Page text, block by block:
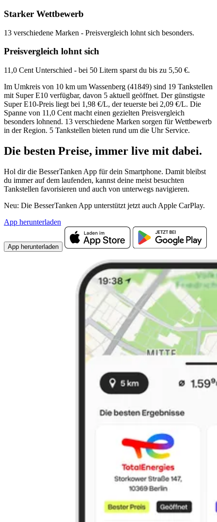
Starker Wettbewerb
13 verschiedene Marken - Preisvergleich lohnt sich besonders.
Preisvergleich lohnt sich
11,0 Cent Unterschied - bei 50 Litern sparst du bis zu 5,50 €.
Im Umkreis von 10 km um Wassenberg (41849) sind 19 Tankstellen
mit Super E10 verfügbar, davon 5 aktuell geöffnet. Der günstigste
Super E10-Preis liegt bei 1,98 €/L, der teuerste bei 2,09 €/L. Die
Spanne von 11,0 Cent macht einen gezielten Preisvergleich
besonders lohnend. 13 verschiedene Marken sorgen für Wettbewerb
in der Region. 5 Tankstellen bieten rund um die Uhr Service.
Die besten Preise, immer live mit dabei.
Hol dir die BesserTanken App für dein Smartphone. Damit bleibst
du immer auf dem laufenden, kannst deine meist besuchten
Tankstellen favorisieren und auch von unterwegs navigieren.
Neu: Die BesserTanken App unterstützt jetzt auch Apple CarPlay.
App herunterladen
App herunterladen